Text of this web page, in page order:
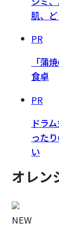
肌、
PR
「蒲
食卓
PR
ドラ
った
い
オレン
NEW